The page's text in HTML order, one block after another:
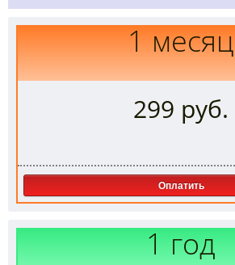
1 месяц
299 руб.
Оплатить
1 год